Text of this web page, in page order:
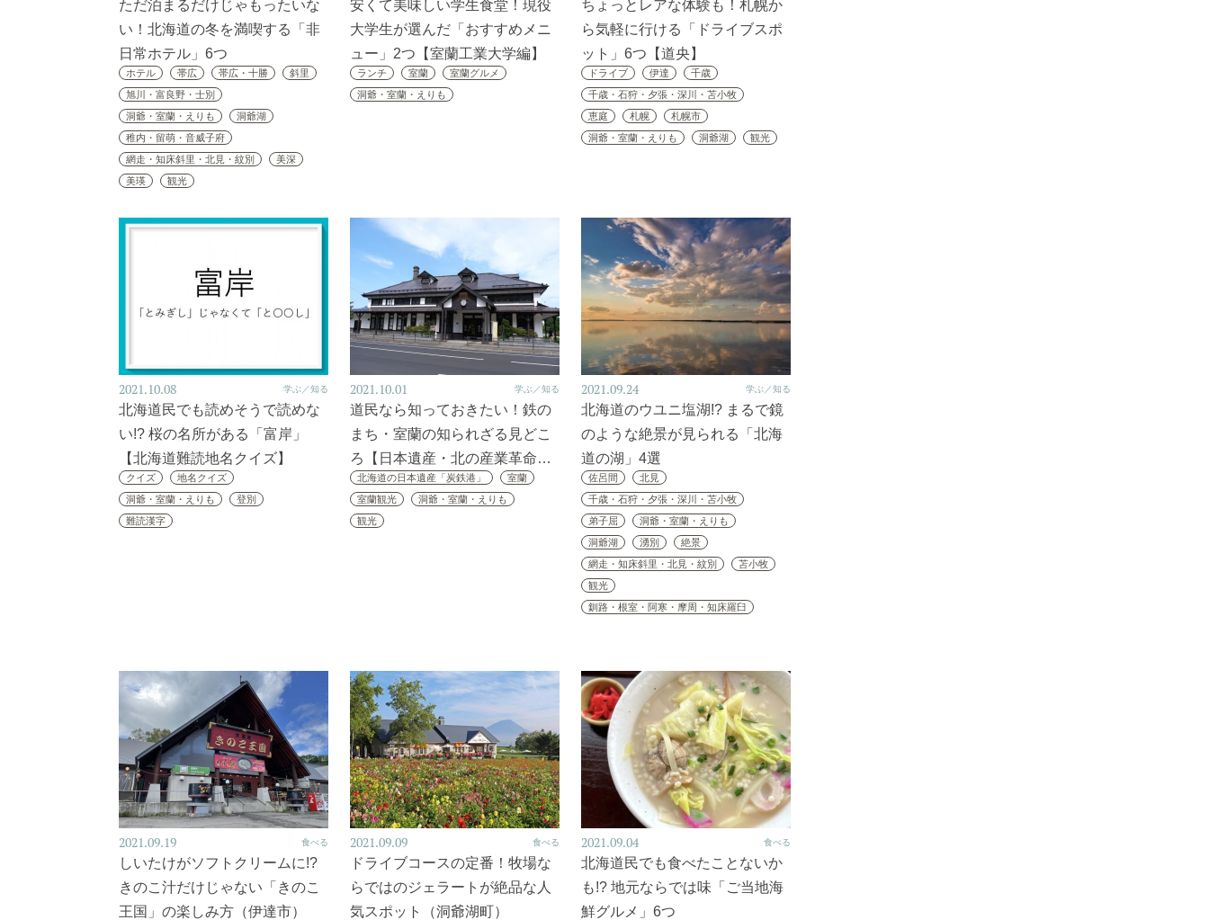
ただ泊まるだけじゃもったいな
い！北海道の冬を満喫する「非
日常ホテル」6つ
ホテル 帯広 帯広・十勝
斜里
旭川・富良野・士別
洞爺・室蘭・えりも
洞爺湖
稚内・留萌・音威子府
網走・知床斜里・北見・紋別
美深
美瑛
観光
安くて美味しい学生食堂！現役
大学生が選んだ「おすすめメニ
ュー」2つ【室蘭工業大学編】
ランチ 室蘭
室蘭グルメ
洞爺・室蘭・えりも
ちょっとレアな体験も！札幌か
ら気軽に行ける「ドライブスポ
ット」6つ【道央】
ドライブ 伊達
千歳
千歳・石狩・夕張・深川・苫小牧
恵庭
札幌
札幌市
洞爺・室蘭・えりも
洞爺湖 観光
2021.10.08 学ぶ／知る
北海道民でも読めそうで読めな
い!? 桜の名所がある「富岸」
【北海道難読地名クイズ】
クイズ
地名クイズ
洞爺・室蘭・えりも
登別
難読漢字
2021.10.01 学ぶ／知る
道民なら知っておきたい！鉄の
まち・室蘭の知られざる見どこ
ろ【日本遺産・北の産業革命…
北海道の日本遺産「炭鉄港」
室蘭
室蘭観光
洞爺・室蘭・えりも
観光
2021.09.24 学ぶ／知る
北海道のウユニ塩湖!? まるで鏡
のような絶景が見られる「北海
道の湖」4選
佐呂間
北見
千歳・石狩・夕張・深川・苫小牧
弟子屈
洞爺・室蘭・えりも
洞爺湖
湧別
絶景
網走・知床斜里・北見・紋別
苫小牧
観光
釧路・根室・阿寒・摩周・知床羅臼
2021.09.19 食べる
しいたけがソフトクリームに!?
きのこ汁だけじゃない「きのこ
王国」の楽しみ方（伊達市）
2021.09.09 食べる
ドライブコースの定番！牧場な
らではのジェラートが絶品な人
気スポット（洞爺湖町）
2021.09.04 食べる
北海道民でも食べたことないか
も!? 地元ならでは味「ご当地海
鮮グルメ」6つ